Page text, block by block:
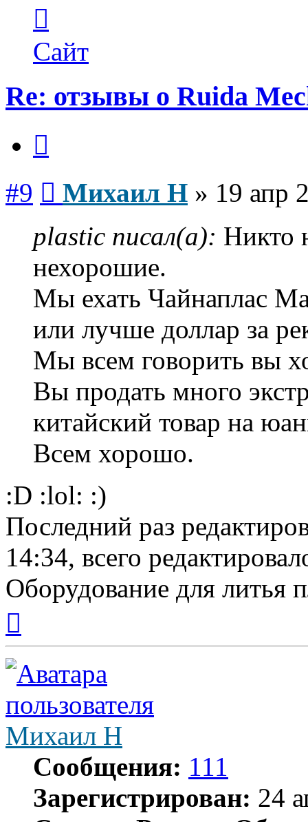
пользователя
Михаил
Н
Сайт
Re: отзывы о Ruida
#9 Михаил Н » 19 апр
plastic писал(а): Никто
нехорошие.
Мы ехать Чайнаплас
или лучше доллар за
Мы всем говорить вы
Вы продать много
китайский товар на
Всем хорошо.
:D :lol: :)
Последний раз
14:34, всего
Оборудование для литья
началу
Михаил Н
Сообщения: 111
Зарегистрирован: 24